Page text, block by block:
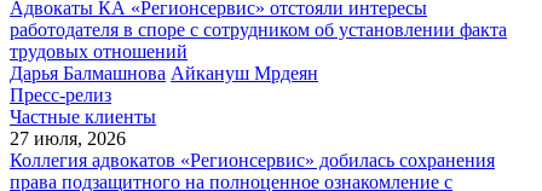
Адвокаты КА «Регионсервис» отстояли интересы
работодателя в споре с сотрудником об установлении факта
трудовых отношений
Дарья Балмашнова Айкануш Мрдеян
Пресс-релиз
Частные клиенты
27 июля, 2026
Коллегия адвокатов «Регионсервис» добилась сохранения
права подзащитного на полноценное ознакомление с